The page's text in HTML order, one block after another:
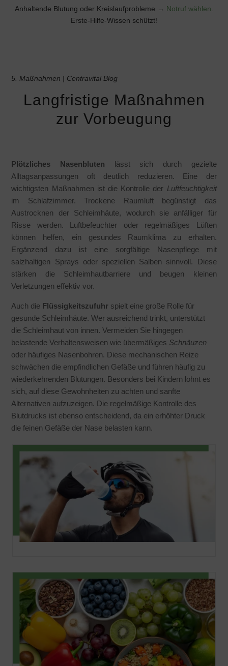
Anhaltende Blutung oder Kreislaufprobleme → Notruf wählen
Erste-Hilfe-Wissen schützt!
5. Maßnahmen | Centravital Blog
Langfristige Maßnahmen
zur Vorbeugung
Plötzliches Nasenbluten lässt sich durch gezielte
Alltagsanpassungen oft deutlich reduzieren. Eine der
wichtigsten Maßnahmen ist die Kontrolle der Luftfeuchtigkeit
im Schlafzimmer. Trockene Raumluft begünstigt das
Austrocknen der Schleimhäute, wodurch sie anfälliger für
Risse werden. Luftbefeuchter oder regelmäßiges Lüften
können helfen, ein gesundes Raumklima zu erhalten.
Ergänzend dazu ist eine sorgfältige Nasenpflege mit
salzhaltigen Sprays oder speziellen Salben sinnvoll. Diese
stärken die Schleimhautbarriere und beugen kleinen
Verletzungen effektiv vor.
Auch die Flüssigkeitszufuhr spielt eine große Rolle für
gesunde Schleimhäute. Wer ausreichend trinkt, unterstützt
die Schleimhaut von innen. Vermeiden Sie hingegen
belastende Verhaltensweisen wie übermäßiges Schnäuzen
oder häufiges Nasenbohren. Diese mechanischen Reize
schwächen die empfindlichen Gefäße und führen häufig zu
wiederkehrenden Blutungen. Besonders bei Kindern lohnt es
sich, auf diese Gewohnheiten zu achten und sanfte
Alternativen aufzuzeigen. Die regelmäßige Kontrolle des
Blutdrucks ist ebenso entscheidend, da ein erhöhter Druck
die feinen Gefäße der Nase belasten kann.